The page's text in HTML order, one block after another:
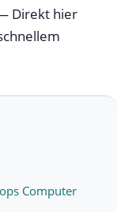
Direkt hier
Computer